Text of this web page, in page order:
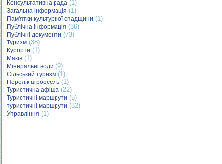
Консультативна рада (1)
Загальна інформація (1)
Пам'ятки культурної спадщини (1)
Публічна інформація (36)
Публічні документи (73)
Туризм (38)
Курорти (1)
Маків (1)
Мінеральні води (9)
Сільський туризм (1)
Перелік агроосель (1)
Туристична афіша (22)
Туристичні маршрути (5)
туристичні маршрути (32)
Управління (1)